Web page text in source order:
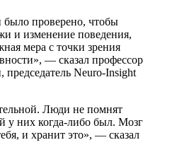
было проверено, чтобы
и изменение поведения,
мера с точки зрения
— сказал профессор
Neuro-Insight
Люди не помнят
у них когда-либо был. Мозг
и хранит это», — сказал